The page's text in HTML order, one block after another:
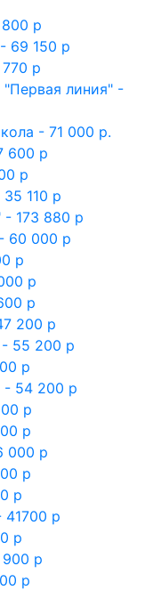
р
69 150 р
р
"Первая линия" -
- 71 000 р.
600 р
р
110 р
- 173 880 р
60 000 р
р
р
р
200 р
55 200 р
р
- 54 200 р
р
р
000 р
р
р
41700 р
р
р
р